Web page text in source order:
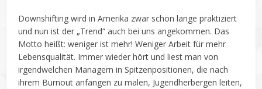
Downshifting wird in Amerika zwar schon lange praktiziert
und nun ist der „Trend“ auch bei uns angekommen. Das
Motto heißt: weniger ist mehr! Weniger Arbeit für mehr
Lebensqualität. Immer wieder hört und liest man von
irgendwelchen Managern in Spitzenpositionen, die nach
ihrem Burnout anfangen zu malen, Jugendherbergen leiten,